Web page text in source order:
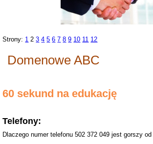
Strony: 1 2 3 4 5 6 7 8 9 10 11 12
Domenowe ABC
60 sekund na edukację
Telefony:
Dlaczego numer telefonu 502 372 049 jest gorszy